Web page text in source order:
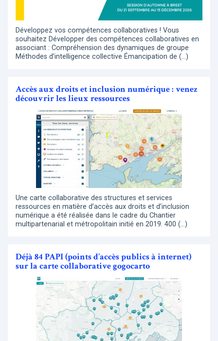
Développez vos compétences collaboratives ! Vous
souhaitez Développer des compétences collaboratives en
associant : Compréhension des dynamiques de groupe
Méthodes d’intelligence collective Émancipation de (…)
Accès aux droits et inclusion numérique : venez
découvrir les lieux ressources
Une carte collaborative des structures et services
ressources en matière d’accès aux droits et d’inclusion
numérique a été réalisée dans le cadre du Chantier
multipartenarial et métropolitain initié en 2019. 400 (…)
Déjà 84 PAPI (points d’accès publics à internet)
sur la carte collaborative gogocarto